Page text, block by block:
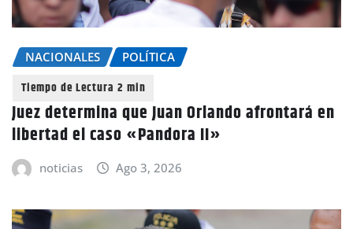
NACIONALES POLÍTICA
Juez determina que Juan Orlando afrontará en
libertad el caso «Pandora II»
noticias Ago 3, 2026